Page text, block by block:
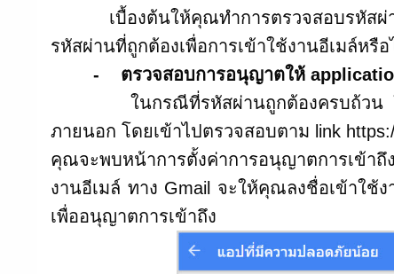
เบื้องต้นให้คุณทำการตรวจสอบรหัสผ่าน
รหัสผ่านที่ถูกต้องเพื่อการเข้าใช้งานอีเมล์หรือ
- ตรวจสอบการอนุญาตให้ application
ในกรณีที่รหัสผ่านถูกต้องครบถ้วน ให้คุ
ภายนอก โดยเข้าไปตรวจสอบตาม link
คุณจะพบหน้าการตั้งค่าการอนุญาตการเข้า
งานอีเมล์ ทาง Gmail จะให้คุณลงชื่อเข้าใช้ง
เพื่ออนุญาตการเข้าถึง